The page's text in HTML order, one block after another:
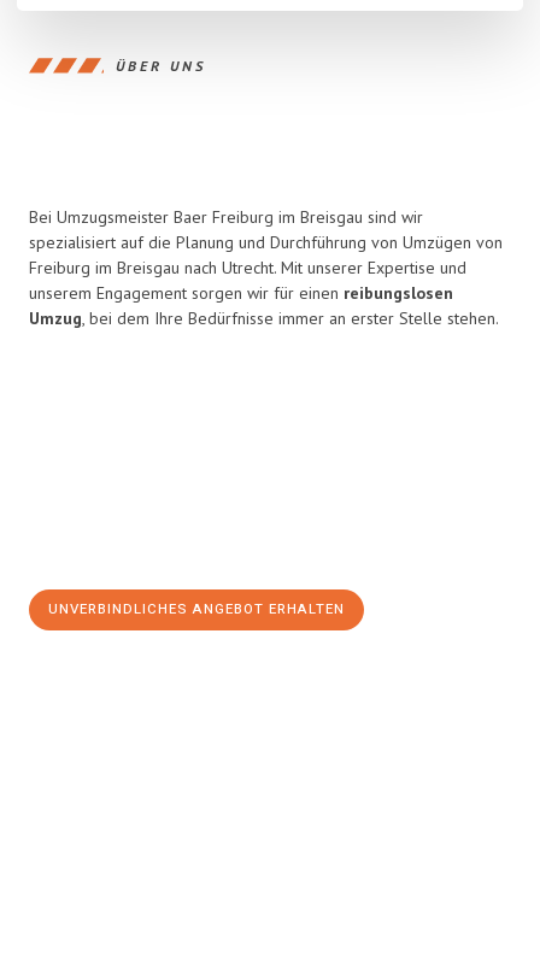
ÜBER UNS
Bei Umzugsmeister Baer Freiburg im Breisgau sind wir
spezialisiert auf die Planung und Durchführung von Umzügen von
Freiburg im Breisgau nach Utrecht. Mit unserer Expertise und
unserem Engagement sorgen wir für einen reibungslosen
Umzug, bei dem Ihre Bedürfnisse immer an erster Stelle stehen.
UNVERBINDLICHES ANGEBOT ERHALTEN